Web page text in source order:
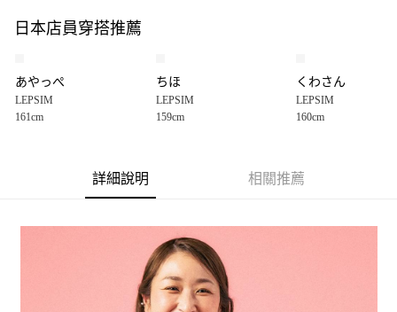
全盈+PAY
【大哥付你分期使用說明】
1.本服務由台灣大哥大提供，台灣大哥大用戶可立即使用無須另外申請。
2.付款方式選擇「大哥付你分期」，訂單成立後會自動跳轉到大哥付的交易
3.實際核准額度、可分期數及費用金額請依後續交易確認頁面所載為準。
4.訂單成立30分鐘內，如未前往確認交易或遇審核未通過，訂單將自動取
消。如遇「轉專審核」未通過狀況，表示未達大哥付你分期系統評分，恕無
1.分期款項不併入電信帳單，「大哥付你分期」於每月結算日後寄送繳費提
2.透過簡訊連結打開帳單後，可選擇「超商條碼／台灣大直營門市／銀行轉
帳／街口支付／iPASS MONEY」等通路繳費。
AFTEE先享後付
３．安心：先確認商品／服務後，再付款。
【「AFTEE先享後付」結帳流程】
１．於結帳方式選擇「AFTEE先享後付」後，將跳轉至「AFTEE先享後付」
結帳頁面，進行簡訊認證並確認金額後，即可完成結帳。
２．訂單成立數日內，您將收到繳費通知簡訊。
全家 取貨付款
每筆NT$80，滿NT$888(含以上)免運費
每筆NT$80，滿NT$888(含以上)免運費
日本店員穿搭推薦
あやっぺ
LEPSIM
161cm
ちほ
LEPSIM
159cm
くわさん
LEPSIM
160cm
詳細說明 相關推薦